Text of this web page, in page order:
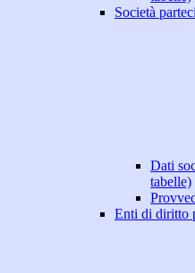
Società
Dati
tabelle)
Enti di diritto